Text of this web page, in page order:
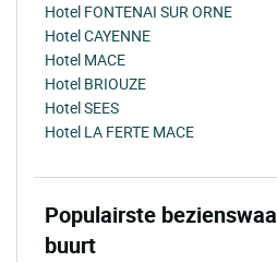
Hotel FONTENAI SUR ORNE
Hotel CAYENNE
Hotel MACE
Hotel BRIOUZE
Hotel SEES
Hotel LA FERTE MACE
Populairste
buurt